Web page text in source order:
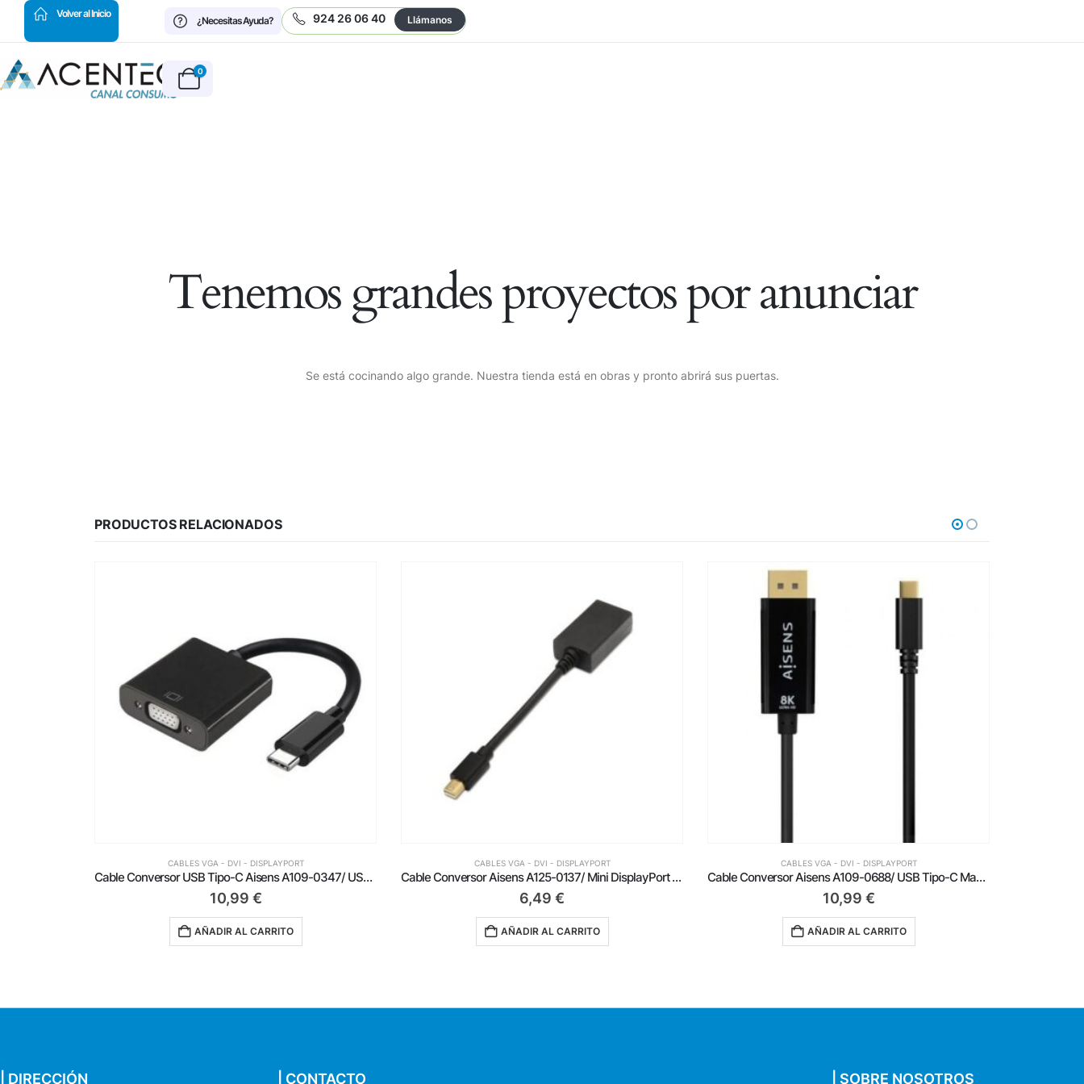
Volver al Inicio
¿Necesitas Ayuda?
924 26 06 40 Llámanos
0
Tenemos grandes proyectos por anunciar
Se está cocinando algo grande. Nuestra tienda está en obras y pronto abrirá sus puertas.
PRODUCTOS RELACIONADOS
CABLES VGA - DVI - DISPLAYPORT
Cable Conversor Aisens A125-0137/ Mini DisplayPort Macho – HDMI Hembra/ 15cm/ Negro
6,49 €
AÑADIR AL CARRITO
CABLES VGA - DVI - DISPLAYPORT
Cable Conversor Aisens A109-0688/ USB Tipo-C Macho – DisplayPort Macho/ Hasta 27W/ 1250Mbps/ 80cm/ Negro
10,99€
AÑADIR AL CARRITO
CABLES VGA - DVI - DISPLAYPORT
Duplicador SVGA Aisens A113-0080/ VGA Macho – 2x VGA Hembra
5,39 €
AÑADIR AL CARRITO
| DIRECCIÓN | CONTACTO | SOBRE NOSOTROS